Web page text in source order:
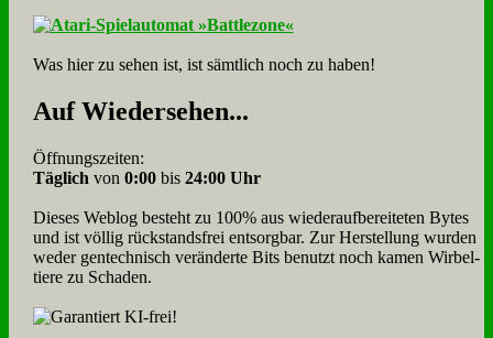
Was hier zu sehen ist, ist sämt­lich noch zu haben!
Auf Wie­der­se­hen...
Öffnungszeiten:
Täglich von 0:00bis 24:00 Uhr
Dieses Weblog besteht zu 100% aus wie­der­auf­bereite­ten Bytes
und ist völlig rück­stands­frei ent­sorg­bar. Zur Herstellung wurden
weder gen­tech­nisch veränderte Bits benutzt noch kamen Wir­bel­
tiere zu Scha­den.